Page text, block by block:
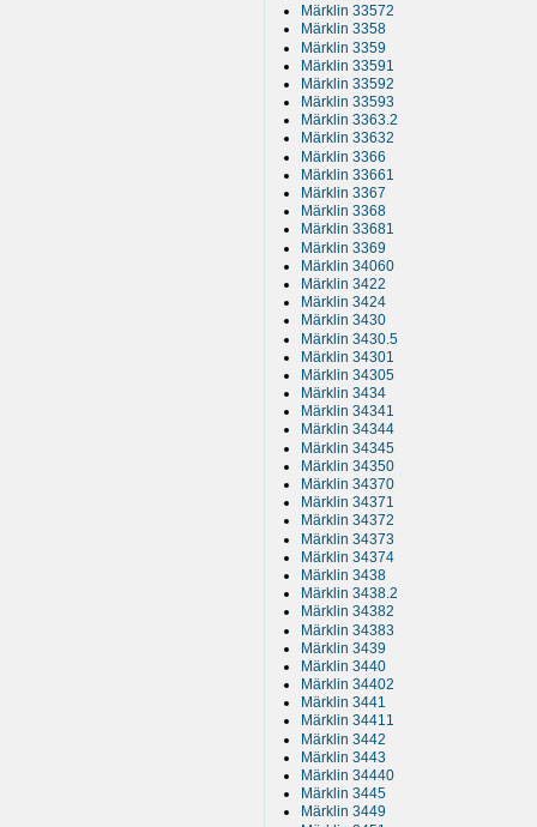
Märklin 33572
Märklin 3358
Märklin 3359
Märklin 33591
Märklin 33592
Märklin 33593
Märklin 3363.2
Märklin 33632
Märklin 3366
Märklin 33661
Märklin 3367
Märklin 3368
Märklin 33681
Märklin 3369
Märklin 34060
Märklin 3422
Märklin 3424
Märklin 3430
Märklin 3430.5
Märklin 34301
Märklin 34305
Märklin 3434
Märklin 34341
Märklin 34344
Märklin 34345
Märklin 34350
Märklin 34370
Märklin 34371
Märklin 34372
Märklin 34373
Märklin 34374
Märklin 3438
Märklin 3438.2
Märklin 34382
Märklin 34383
Märklin 3439
Märklin 3440
Märklin 34402
Märklin 3441
Märklin 34411
Märklin 3442
Märklin 3443
Märklin 34440
Märklin 3445
Märklin 3449